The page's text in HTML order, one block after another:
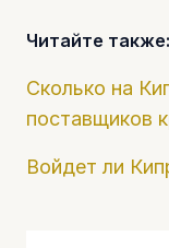
Читайте также:
Сколько на
поставщиков
Войдет ли